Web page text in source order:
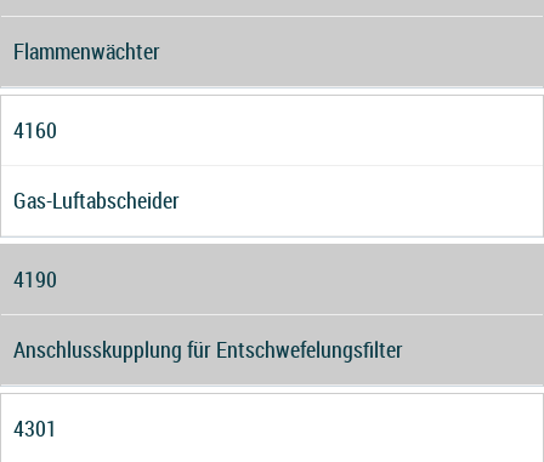
Flammenwächter
4160
Gas-Luftabscheider
4190
Anschlusskupplung für Entschwefelungsfilter
4301